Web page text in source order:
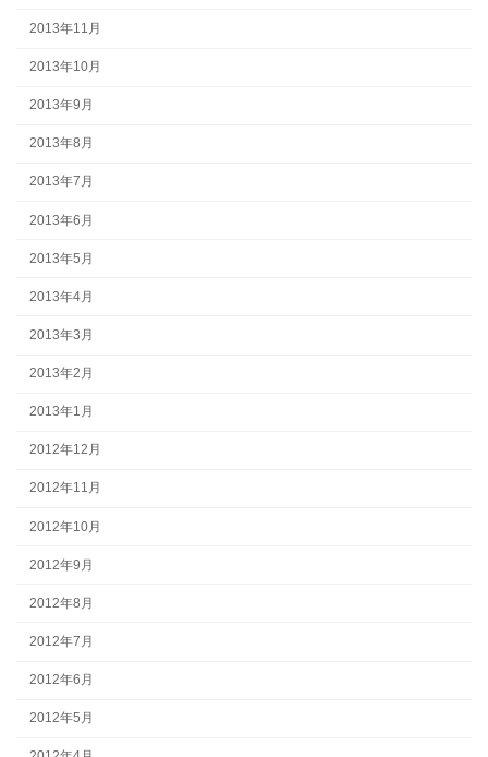
2013年11月
2013年10月
2013年9月
2013年8月
2013年7月
2013年6月
2013年5月
2013年4月
2013年3月
2013年2月
2013年1月
2012年12月
2012年11月
2012年10月
2012年9月
2012年8月
2012年7月
2012年6月
2012年5月